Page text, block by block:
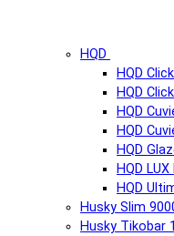
HQD
HQD
HQD
HQD
HQD
HQD
HQD
HQD
Husky Slim
Husky Tikobar